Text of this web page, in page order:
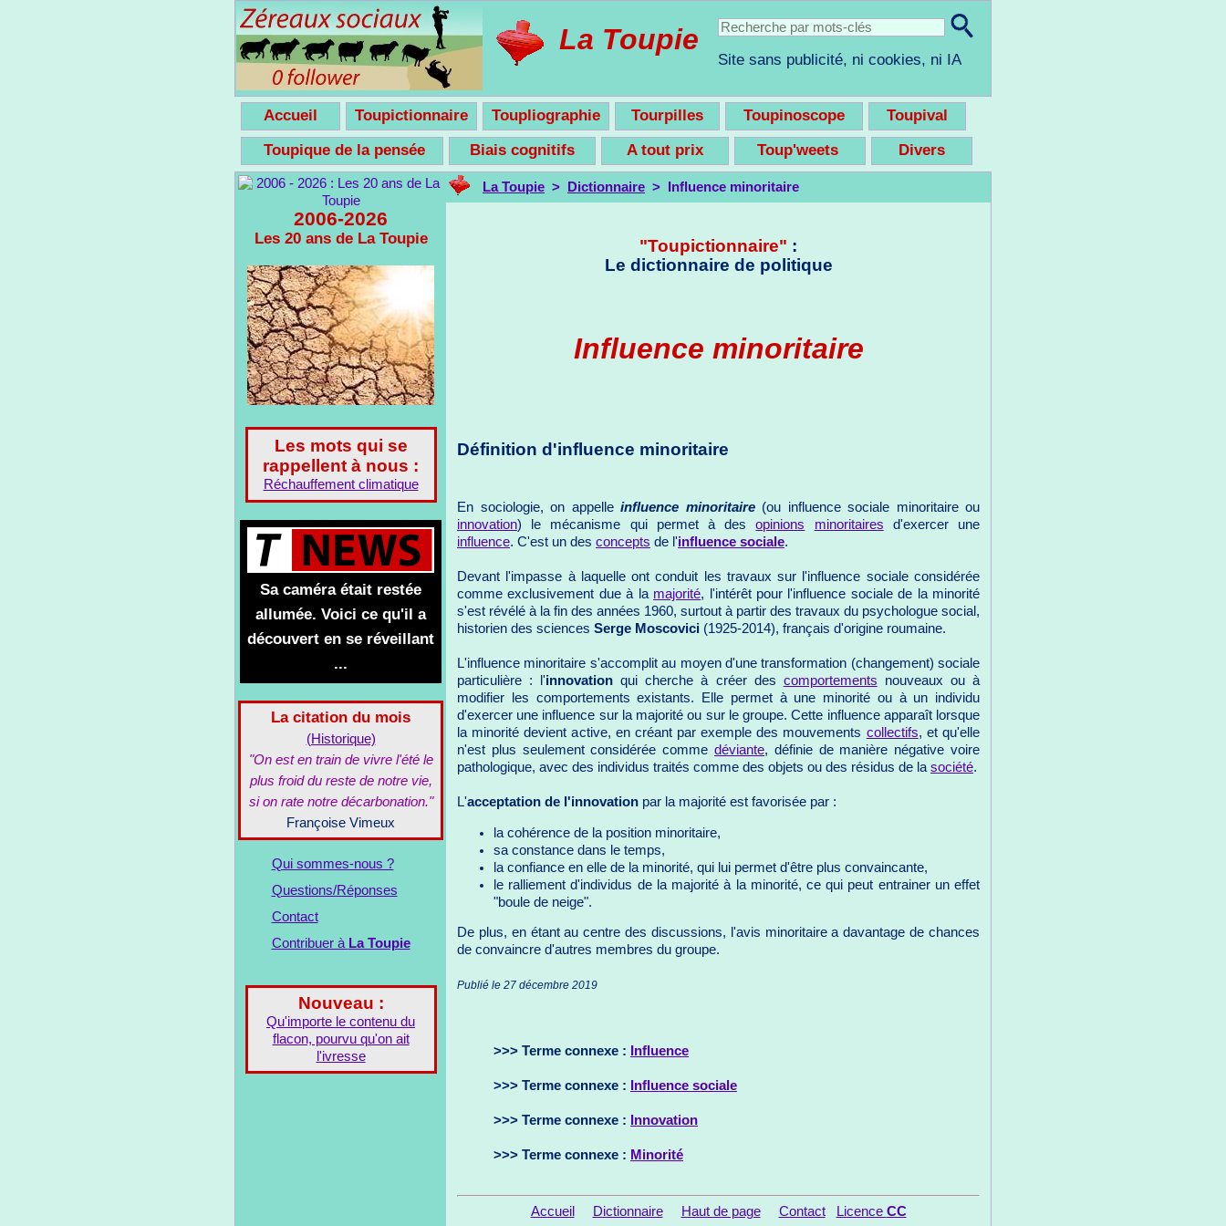
La Toupie
Site sans publicité, ni cookies, ni IA
Accueil Toupictionnaire Toupliographie Tourpilles Toupinoscope
Toupival
Toupique de la pensée
Biais cognitifs A tout prix Toup'weets Divers
2006-2026
Les 20 ans de La Toupie
Les mots qui se
rappellent à nous :
Réchauffement climatique
Sa caméra était restée
allumée. Voici ce qu'il a
découvert en se réveillant
...
La citation du mois
(Historique)
"On est en train de vivre l'été le
plus froid du reste de notre vie,
si on rate notre décarbonation."
Françoise Vimeux
Qui sommes-nous ?
Questions/Réponses
Contact
Contribuer à La Toupie
Nouveau :
Qu'importe le contenu du
flacon, pourvu qu'on ait
l'ivresse
La Toupie > Dictionnaire > Influence minoritaire
"Toupictionnaire" :
Le dictionnaire de politique
Influence minoritaire
Définition d'influence minoritaire
En sociologie, on appelle influence minoritaire(ou influence sociale minoritaire ou
innovation) le mécanisme qui permet à desopinions minoritaires d'exercer une
influence. C'est un des concepts de l'influence sociale.
Devant l'impasse à laquelle ont conduit les travaux sur l'influence sociale considérée
comme exclusivement due à la majorité, l'intérêt pour l'influence sociale de la minorité
s'est révélé à la fin des années 1960, surtout à partir des travaux du psychologue social,
historien des sciences Serge Moscovici (1925-2014), français d'origine roumaine.
L'influence minoritaire s'accomplit au moyen d'une transformation (changement) sociale
particulière : l'innovation qui cherche à créer des comportements nouveaux ou à
modifier les comportements existants. Elle permet à une minorité ou à un individu
d'exercer une influence sur la majorité ou sur le groupe. Cette influence apparaît lorsque
la minorité devient active, en créant par exemple des mouvements collectifs, et qu'elle
n'est plus seulement considérée comme déviante, définie de manière négative voire
pathologique, avec des individus traités comme des objets ou des résidus de la société.
L'acceptation de l'innovation par la majorité est favorisée par :
la cohérence de la position minoritaire,
sa constance dans le temps,
la confiance en elle de la minorité, qui lui permet d'être plus convaincante,
le ralliement d'individus de la majorité à la minorité, ce qui peut entrainer un effet
"boule de neige".
De plus, en étant au centre des discussions, l'avis minoritaire a davantage de chances
de convaincre d'autres membres du groupe.
Publié le 27 décembre 2019
>>> Terme connexe : Influence
>>> Terme connexe : Influence sociale
>>> Terme connexe : Innovation
>>> Terme connexe : Minorité
Accueil Dictionnaire Haut de page Contact Licence CC